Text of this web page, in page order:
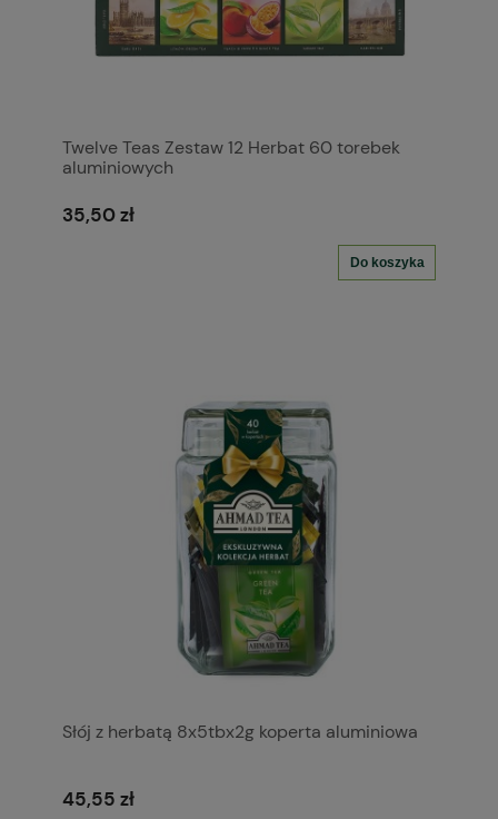
Twelve Teas Zestaw 12 Herbat 60 torebek
aluminiowych
35,50 zł
Do koszyka
Słój z herbatą 8x5tbx2g koperta aluminiowa
45,55 zł